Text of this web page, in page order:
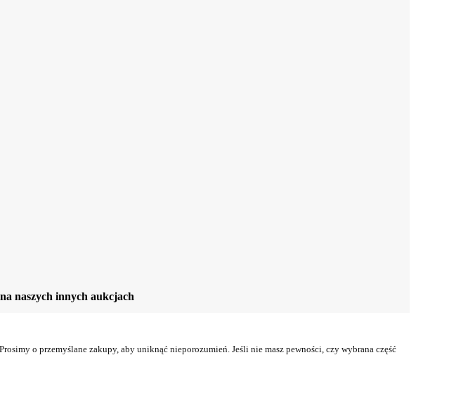
naszych innych aukcjach
o przemyślane zakupy, aby uniknąć nieporozumień. Jeśli nie masz pewności, czy wybrana część